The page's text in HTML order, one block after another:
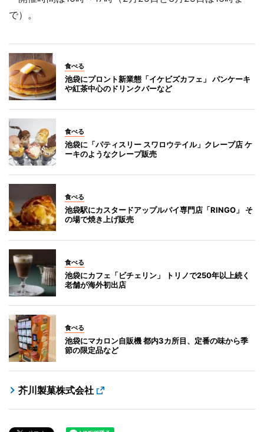
で）。
食べる
池袋にプロント新業態「イケビズカフェ」 パンケーキ
や紅茶中心のドリンクバーなど
食べる
池袋に「パティスリー スワロウテイル」クレープ店 ケ
ーキのようなクレープ販売
食べる
池袋駅にカスタードアップルパイ専門店「RINGO」 そ
の場で焼き上げ販売
食べる
池袋にカフェ「ビチェリン」 トリノで250年以上続く
老舗が海外初出店
食べる
池袋にマカロン自販機 都内3カ所目、定番の味から季
節の限定品など
芥川製菓株式会社